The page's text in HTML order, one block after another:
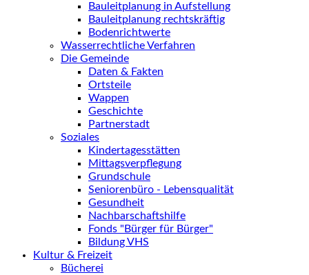
Bauleitplanung in Aufstellung
Bauleitplanung rechtskräftig
Bodenrichtwerte
Wasserrechtliche Verfahren
Die Gemeinde
Daten & Fakten
Ortsteile
Wappen
Geschichte
Partnerstadt
Soziales
Kindertagesstätten
Mittagsverpflegung
Grundschule
Seniorenbüro - Lebensqualität
Gesundheit
Nachbarschaftshilfe
Fonds "Bürger für Bürger"
Bildung VHS
Kultur & Freizeit
Bücherei